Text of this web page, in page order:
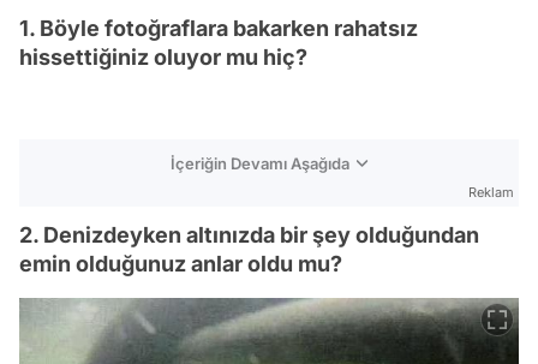
1. Böyle fotoğraflara bakarken rahatsız
hissettiğiniz oluyor mu hiç?
İçeriğin Devamı Aşağıda
Reklam
2. Denizdeyken altınızda bir şey olduğundan
emin olduğunuz anlar oldu mu?